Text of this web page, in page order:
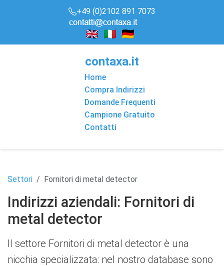
+49 (0)2102 891 7073
contaxa.it
Home
Compra Indirizzi
Domande Frequenti
Campione Gratuito
Contatti
Settori Fornitori di metal detector
Indirizzi aziendali: Fornitori di
metal detector
Il settore Fornitori di metal detector è una
nicchia specializzata: nel nostro database sono